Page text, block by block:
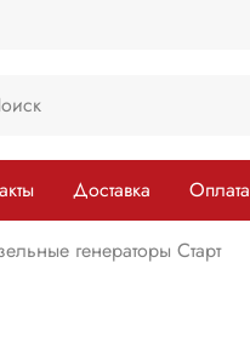
Доставка Оплата
генераторы Старт